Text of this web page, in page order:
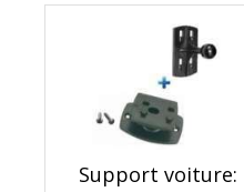
Support voiture: